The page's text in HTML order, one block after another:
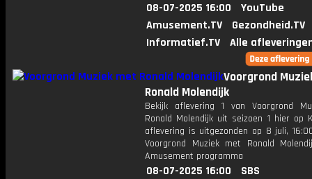
08-07-2025 16:00
YouTube
Amusement.TV
Gezondheid.TV
Informatief.TV
Alle
Voorgrond
Ronald Molendijk
Bekijk aflevering 1 van Voorgrond
Ronald Molendijk uit seizoen 1 hier op
aflevering is uitgezonden op 8 juli,
Voorgrond Muziek met Ronald
Amusement programma
08-07-2025 16:00
SBS